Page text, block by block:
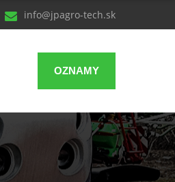
info@jpagro-tech.sk
OZNAMY